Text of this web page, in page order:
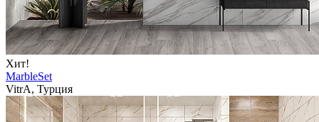
Хит!
MarbleSet
VitrA, Турция